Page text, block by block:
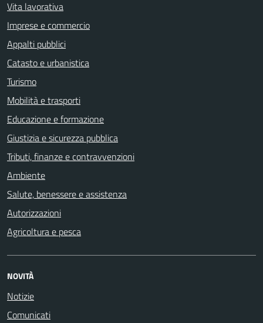
Vita lavorativa
Imprese e commercio
Appalti pubblici
Catasto e urbanistica
Turismo
Mobilità e trasporti
Educazione e formazione
Giustizia e sicurezza pubblica
Tributi, finanze e contravvenzioni
Ambiente
Salute, benessere e assistenza
Autorizzazioni
Agricoltura e pesca
NOVITÀ
Notizie
Comunicati